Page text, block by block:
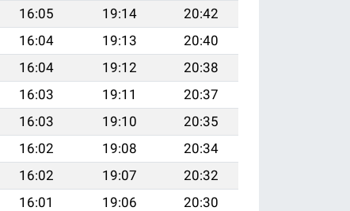
16:05 19:14
20:42
16:04 19:13
20:40
16:04 19:12
20:38
16:03 19:11
20:37
16:03 19:10
20:35
16:02 19:08
20:34
16:02 19:07
20:32
16:01 19:06
20:30